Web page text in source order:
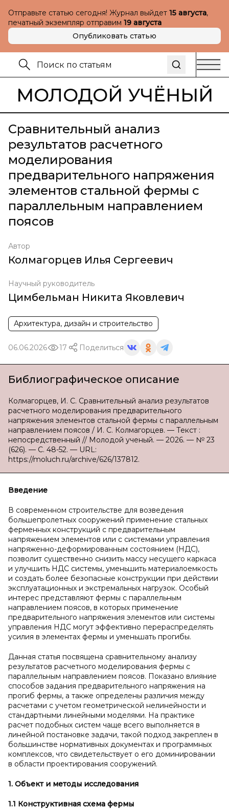
Отправьте статью сегодня! Журнал выйдет 15 августа,
печатный экземпляр отправим 19 августа
Опубликовать статью
МОЛОДОЙ УЧЁНЫЙ
Сравнительный анализ
результатов расчетного
моделирования
предварительного напряжения
элементов стальной фермы с
параллельным направлением
поясов
Автор
Колмагорцев Илья Сергеевич
Научный руководитель
Цимбельман Никита Яковлевич
Архитектура, дизайн и строительство
06.06.2026 17 Поделиться
Библиографическое описание
Колмагорцев, И. С. Сравнительный анализ результатов
расчетного моделирования предварительного
напряжения элементов стальной фермы с параллельным
направлением поясов / И. С. Колмагорцев. — Текст :
непосредственный // Молодой ученый. — 2026. — № 23
(626). — С. 48-52. — URL:
https://moluch.ru/archive/626/137812.
Введение
В современном строительстве для возведения
большепролетных сооружений применение стальных
ферменных конструкций с предварительным
напряжением элементов или с системами управления
напряженно-деформированным состоянием (НДС),
позволит существенно снизить массу несущего каркаса
и улучшить НДС системы, уменьшить материалоемкость
и создать более безопасные конструкции при действии
эксплуатационных и экстремальных нагрузок. Особый
интерес представляют фермы с параллельным
направлением поясов, в которых применение
предварительного напряжения элементов или системы
управления НДС могут эффективно перераспределять
усилия в элементах фермы и уменьшать прогибы.
Данная статья посвящена сравнительному анализу
результатов расчетного моделирования фермы с
параллельным направлением поясов. Показано влияние
способов задания предварительного напряжения на
прогиб фермы, а также определены различия между
расчетами с учетом геометрической нелинейности и
стандартными линейными моделями. На практике
расчет подобных систем чаще всего выполняется в
линейной постановке задачи, такой подход закреплен в
большинстве нормативных документах и программных
комплексов, что свидетельствует о его доминировании
в области проектирования сооружений.
1. Объект и методы исследования
1.1 Конструктивная схема фермы